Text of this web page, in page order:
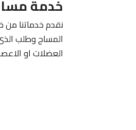
خدمة
نقدم خدماتنا من
المساج وطلب
العضلات او